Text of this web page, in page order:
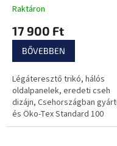
Raktáron
17 900 Ft
BŐVEBBEN
Légáteresztő trikó, hálós
oldalpanelek, eredeti cseh
dizájn, Csehországban
és Öko-Tex Standard 100
minősítéssel rendelkezik.